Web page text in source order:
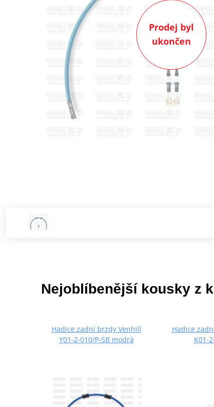
Prodej byl
ukončen
Nejoblíbenější kousky z
Hadice zadní brzdy Venhill
Y01-2-010/P-SB modrá
Hadice
K01-